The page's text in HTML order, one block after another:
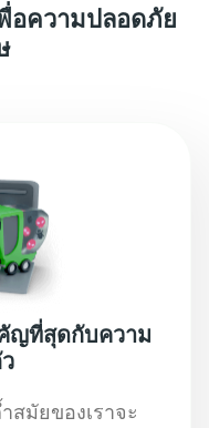
อความปลอดภัย
ญที่สุดกับความ
มัยของเราจะ